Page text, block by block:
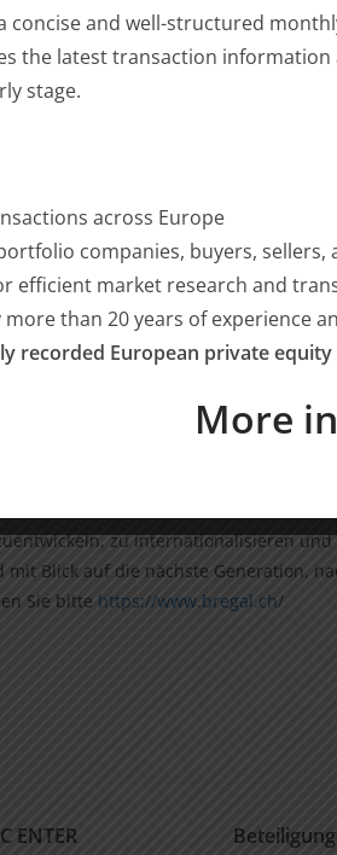
in den Sektoren Software,
und sie bei ihren
Fonds IV in Höhe von €2,65
ist eine führende
Mrd. an eingeworbenem Kapital seit
der DACH-Region. Die von BU
mit Sitz in Deutschland, der Schweiz,
und „Hidden Champions“ mit
zu internationalisieren
Blick auf die nächste Generation,
Sie bitte https://www.bregal.ch/
ENTER
concise and well-structured
the latest transaction
stage.
across Europe
companies, buyers, sellers,
efficient market research and
than 20 years of experience
recorded European private
More